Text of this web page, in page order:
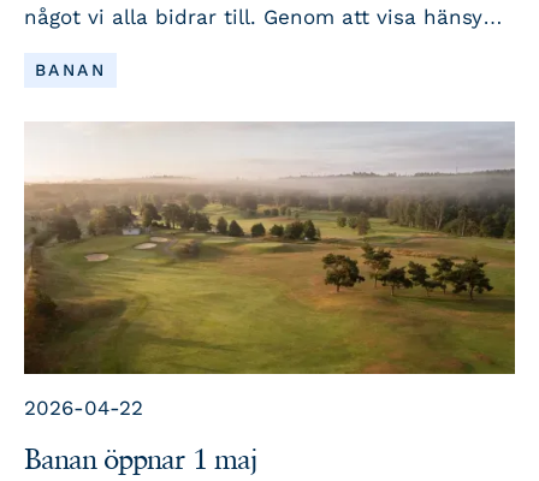
något vi alla bidrar till. Genom att visa hänsyn
gemensamma utrymmen samt följa några enkla
både medlemmar och gäster. Här följer några
viktiga påminnelser som gör stor skillnad i
vardagen på klubben.
BANAN
LÄS MER
2026-04-22
Banan öppnar 1 maj